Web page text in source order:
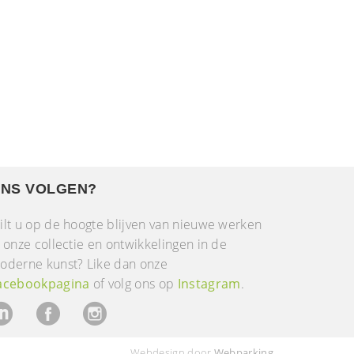
VOLGEN?
u op de hoogte blijven van nieuwe werken
onze collectie en ontwikkelingen in de
kunst? Like dan onze
of volg ons op Instagram.